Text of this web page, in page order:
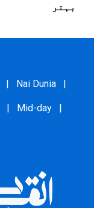
بہتر
| Nai Dunia |
| Mid-day |